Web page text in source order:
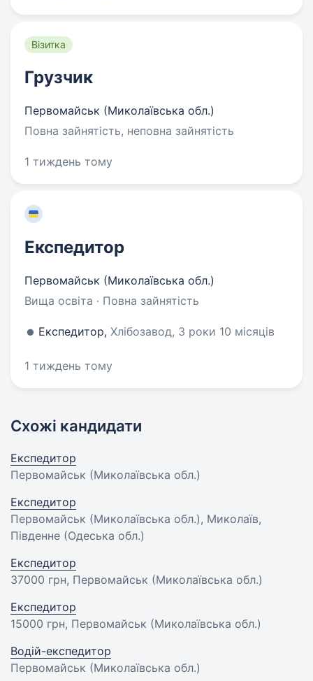
Візитка
Грузчик
Первомайськ (Миколаївська обл.)
Повна зайнятість, неповна зайнятість
1 тиждень тому
Експедитор
Первомайськ (Миколаївська обл.)
Вища освіта · Повна зайнятість
Експедитор, Хлібозавод, 3 роки 10 місяців
1 тиждень тому
Схожі кандидати
Експедитор
Первомайськ (Миколаївська обл.)
Експедитор
Первомайськ (Миколаївська обл.), Миколаїв,
Південне (Одеська обл.)
Експедитор
37000 грн, Первомайськ (Миколаївська обл.)
Експедитор
15000 грн, Первомайськ (Миколаївська обл.)
Водій-експедитор
Первомайськ (Миколаївська обл.)